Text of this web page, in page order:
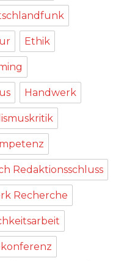
Ethik
Handwerk
Redaktionsschluss
Recherche